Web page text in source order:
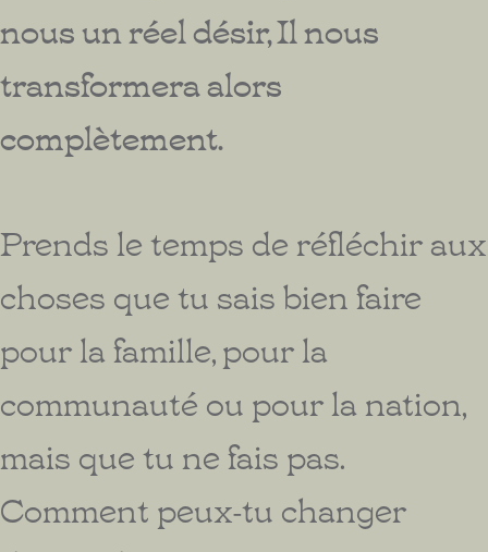
nous un réel désir, Il nous
transformera alors
complètement.
Prends le temps de réfléchir aux
choses que tu sais bien faire
pour la famille, pour la
communauté ou pour la nation,
mais que tu ne fais pas.
Comment peux-tu changer